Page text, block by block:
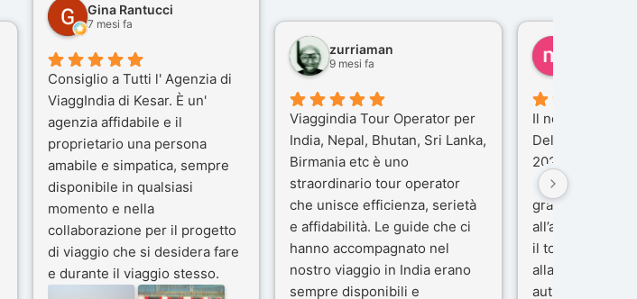
Gina Rantucci
7 mesi fa
Consiglio a Tutti l' Agenzia di
ViaggIndia di Kesar. È un'
agenzia affidabile e il
proprietario una persona
amabile e simpatica, sempre
disponibile in qualsiasi
momento e nella
collaborazione per il progetto
di viaggio che si desidera fare
e durante il viaggio stesso.
Siamo stati 3 settimane in
zurriaman
9 mesi fa
Viaggindia Tour Operator per
India, Nepal, Bhutan, Sri Lanka,
Birmania etc è uno
straordinario tour operator
che unisce efficienza, serietà
e affidabilità. Le guide che ci
hanno accompagnato nel
nostro viaggio in India erano
sempre disponibili e
Il nostro
Delhi e
2025), è stata
che porteremo
gran parte del
all’agenzia che
il tour con cura
alla nostra
autista che ci